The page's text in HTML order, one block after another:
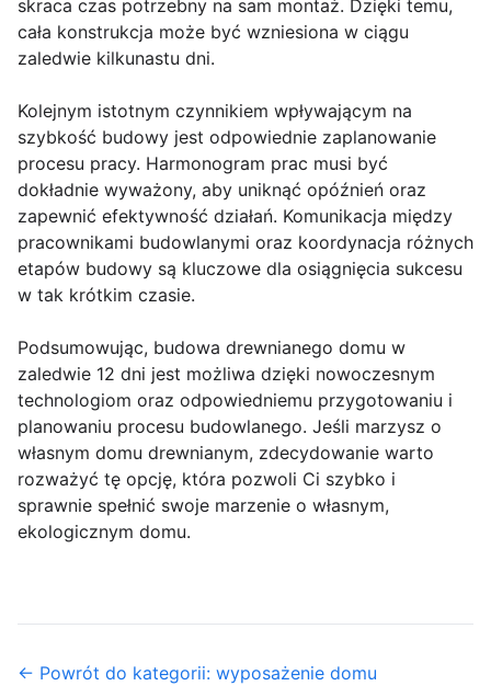
skraca czas potrzebny na sam montaż. Dzięki temu,
cała konstrukcja może być wzniesiona w ciągu
zaledwie kilkunastu dni.
Kolejnym istotnym czynnikiem wpływającym na
szybkość budowy jest odpowiednie zaplanowanie
procesu pracy. Harmonogram prac musi być
dokładnie wyważony, aby uniknąć opóźnień oraz
zapewnić efektywność działań. Komunikacja między
pracownikami budowlanymi oraz koordynacja różnych
etapów budowy są kluczowe dla osiągnięcia sukcesu
w tak krótkim czasie.
Podsumowując, budowa drewnianego domu w
zaledwie 12 dni jest możliwa dzięki nowoczesnym
technologiom oraz odpowiedniemu przygotowaniu i
planowaniu procesu budowlanego. Jeśli marzysz o
własnym domu drewnianym, zdecydowanie warto
rozważyć tę opcję, która pozwoli Ci szybko i
sprawnie spełnić swoje marzenie o własnym,
ekologicznym domu.
← Powrót do kategorii: wyposażenie domu